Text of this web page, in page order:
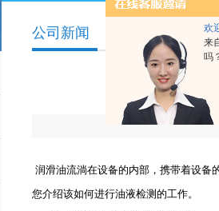
欢
来
吗
公司新闻
润滑油流淌在设备的内部，携带着设备
您介绍该如何进行油液检测的工作。